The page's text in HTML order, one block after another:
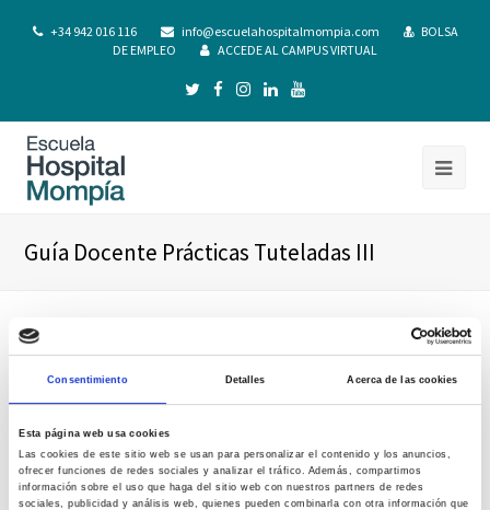
Consentimiento Detalles Acerca de las cookies
Esta página web usa cookies
Las cookies de este sitio web se usan para personalizar el contenido y los anuncios,
ofrecer funciones de redes sociales y analizar el tráfico. Además, compartimos
información sobre el uso que haga del sitio web con nuestros partners de redes
sociales, publicidad y análisis web, quienes pueden combinarla con otra información que
+34 942 016 116 info@escuelahospitalmompia.com
BOLSA
DE EMPLEO
ACCEDE AL CAMPUS VIRTUAL
Guía Docente Prácticas Tuteladas III